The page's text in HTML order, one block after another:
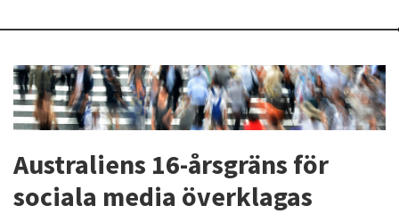
Australiens 16-årsgräns för
sociala media överklagas